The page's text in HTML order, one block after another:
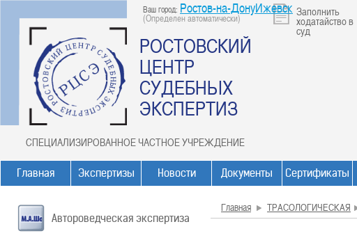
Ваш город: Ростов-на-ДонуИжевск
(Определен автоматически)
РОСТОВСКИЙ
ЦЕНТР
СУДЕБНЫХ
ЭКСПЕРТИЗ
СПЕЦИАЛИЗИРОВАННОЕ ЧАСТНОЕ УЧРЕЖДЕНИЕ
Заполнить
ходатайство в
суд
Главная Экспертизы Новости Документы Сертификаты
Автороведческая экспертиза
Главная ТРАСОЛОГИЧЕСКАЯ